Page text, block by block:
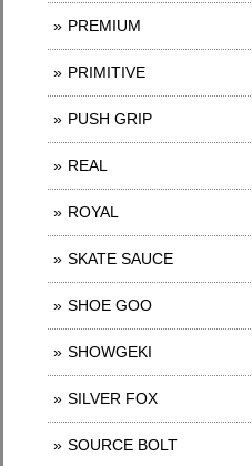
PREMIUM
PRIMITIVE
PUSH GRIP
REAL
ROYAL
SKATE SAUCE
SHOE GOO
SHOWGEKI
SILVER FOX
SOURCE BOLT